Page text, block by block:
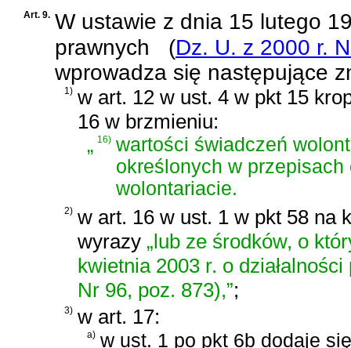
Art. 9. W ustawie z dnia 15 lutego
prawnych
(Dz. U. z 2000 r.
wprowadza się następujące
1) w art. 12 w ust. 4 w pkt 15
16 w brzmieniu:
„16) wartości świadczeń
określonych w
wolontariacie.
2) w art. 16 w ust. 1 w pkt 58 na
wyrazy „lub ze środków, o
kwietnia 2003 r. o
Nr 96, poz. 873),”;
3) w art. 17:
a) w ust. 1 po pkt 6b dodaje